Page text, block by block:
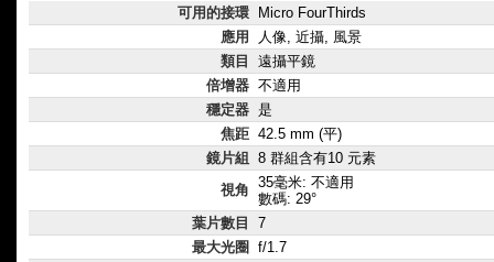
可用的接環
Micro FourThirds
應用
人像, 近攝, 風景
類目
遠攝平鏡
倍增器 不適用
穩定器 是
焦距 42.5 mm (平)
鏡片組
8 群組含有10 元素
視角 35毫米: 不適用
數碼: 29°
葉片數目
7
最大光圈
f/1.7